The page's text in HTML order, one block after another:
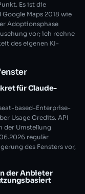
Es ist die
Maps 2018 wie
Adoptionsphase
vor; ich rechne
des eigenen KI-
für Claude-
based-Enterprise-
Usage Credits. API
der Umstellung
regulär
des Fensters vor,
der Anbieter